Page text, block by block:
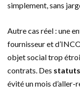
simplement, sans
Autre cas réel : une
fournisseur et
objet social trop
contrats. Des
évité un mois d’aller-